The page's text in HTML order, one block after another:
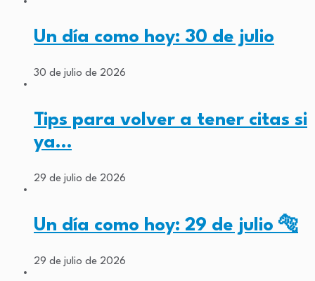
Un día como hoy: 30 de julio
30 de julio de 2026
Tips para volver a tener citas si
ya…
29 de julio de 2026
Un día como hoy: 29 de julio 🐅
29 de julio de 2026